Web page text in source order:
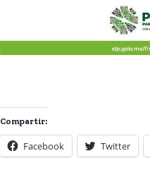
Compartir:
Facebook Twitter